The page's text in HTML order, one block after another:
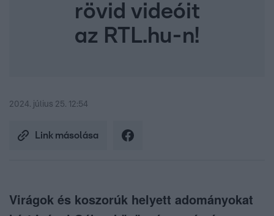
rövid videóit
az RTL.hu-n!
2024. július 25. 12:54
Link másolása
Virágok és koszorúk helyett adományokat